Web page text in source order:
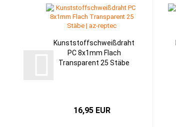
Kunststoffschweißdraht
PC 8x1mm Flach
Transparent 25 Stäbe
16,95 EUR